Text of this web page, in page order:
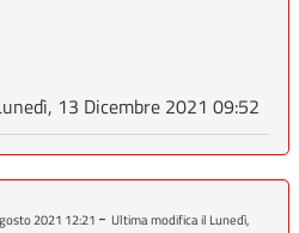
13 Dicembre 2021 09:52
2021 12:21 - Ultima modifica il Lunedì,